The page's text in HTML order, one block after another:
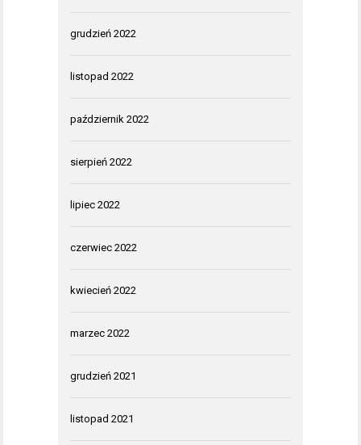
grudzień 2022
listopad 2022
październik 2022
sierpień 2022
lipiec 2022
czerwiec 2022
kwiecień 2022
marzec 2022
grudzień 2021
listopad 2021